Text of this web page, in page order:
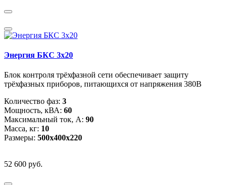
Энергия БКС 3x20
Блок контроля трёхфазной сети обеспечивает защиту
трёхфазных приборов, питающихся от напряжения 380В
Количество фаз: 3
Мощность, кВА: 60
Максимальный ток, А: 90
Масса, кг: 10
Размеры: 500х400х220
52 600 руб.